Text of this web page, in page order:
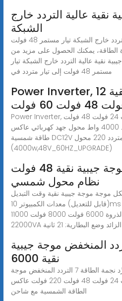
نقية عالية التردد خارج
الشبكة
محول موجة جيبية نقية عالية التردد خارج الشبكة تيار مستمر 48 فولت
الطاقة، يمكنك الحصول على مزيد من
نقية عالية التردد خارج الشبكة تيار
مستمر 48 فولت إلى تيار متردد في
Power Inverter, محوّل موجة جيبية نقية 12
Power Inverter, محوّل موجة جيبية نقية 12 فولت 24 فولت 48 فولت
60 فولت 220 3000 واط 4000 واط محول جهد كهربائي عاكس
طاقة شمسية DC12V إلى تيار متردد 220 محول LED for Home, RV
(4000w,48V_60HZ_UPGRADE)
محول موجة جيبية نقية 48 فولت MPPT
نظام محول شمسي
60 هرتز ± شكل موجة موجة جيبية نقية وقت التبديل
(قابل للتعديل) معدات الكمبيوتر 10ms ، الأجهزة المنزلية 20ms قوة
الذروة 6000 فولت 8000 فولت 11000VA 12400VA 17200VA
الطاقة 7 التردد المنخفض موجة جيبية
نقية 6000
أوصاف المنتجات من المورِّد نجمة الطاقة 7 التردد المنخفض موجة
جيبية نقية 6000 واط 12 فولت 24 فولت 48 فولت 220 فولت عاكس
الطاقة الشمسية مع شاحن